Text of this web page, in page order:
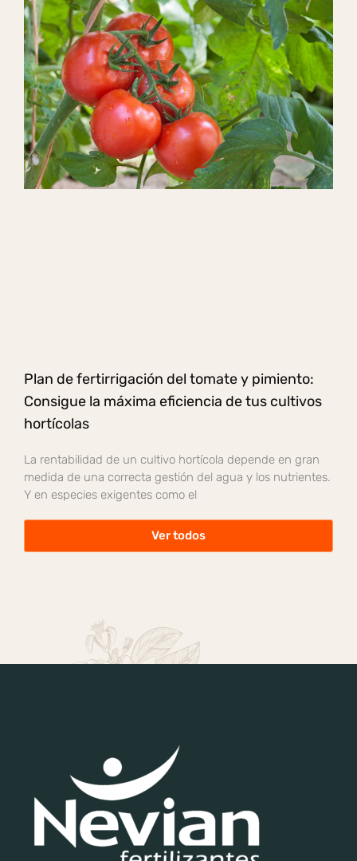
Plan de fertirrigación del tomate y pimiento:
Consigue la máxima eficiencia de tus cultivos
hortícolas
La rentabilidad de un cultivo hortícola depende en gran
medida de una correcta gestión del agua y los nutrientes.
Y en especies exigentes como el
Ver todos